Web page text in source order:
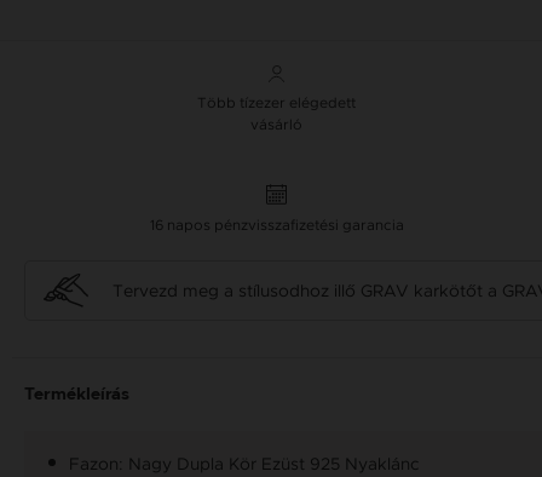
Több tízezer elégedett
vásárló
16 napos pénzvisszafizetési garancia
Tervezd meg a stílusodhoz illő GRAV karkötőt a
Termékleírás
Fazon: Nagy Dupla Kör Ezüst 925 Nyaklánc